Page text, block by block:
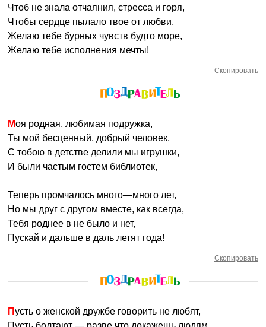
Чтоб не знала отчаяния, стресса и горя,
Чтобы сердце пылало твое от любви,
Желаю тебе бурных чувств будто море,
Желаю тебе исполнения мечты!
Скопировать
Моя родная, любимая подружка,
Ты мой бесценный, добрый человек,
С тобою в детстве делили мы игрушки,
И были частым гостем библиотек,
Теперь промчалось много—много лет,
Но мы друг с другом вместе, как всегда,
Тебя роднее в не было и нет,
Пускай и дальше в даль летят года!
Скопировать
Пусть о женской дружбе говорить не любят,